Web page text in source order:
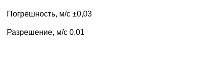
Погрешность, м/c ±0,03
Разрешение, м/c 0,01